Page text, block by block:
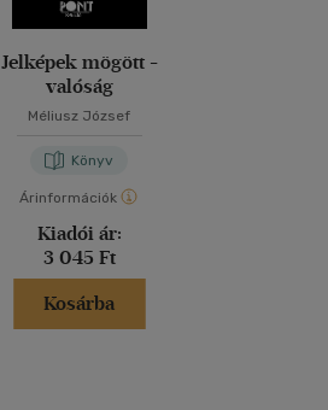
Jelképek mögött -
valóság
Méliusz József
Könyv
Árinformációk
Kiadói ár:
3 045 Ft
Kosárba